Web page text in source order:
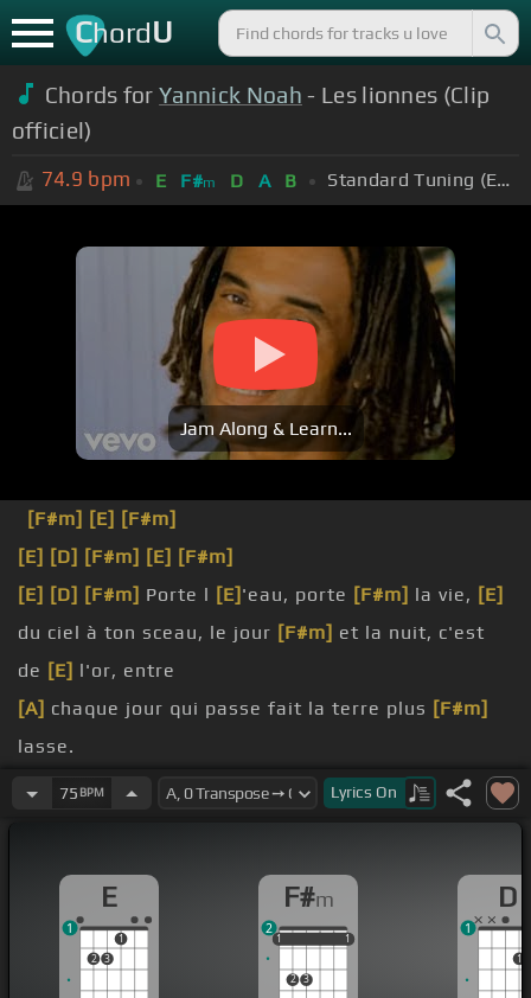
ChordU
Chords forYannick Noah - Les lionnes (Clip
officiel)
74.9 bpm E F#m D A B Standard Tuning (EADGBE)
Jam Along & Learn...
[F#m] [E] [F#m]
[E] [D] [F#m] [E] [F#m]
[E] [D] [F#m] Porte l [E] 'eau, porte [F#m] la vie, [E]
du ciel à ton sceau, le jour [F#m] et la nuit, c'est
de [E] l'or, entre
[A] chaque jour qui passe fait la terre plus [F#m]
lasse.
surtout[E] fais attention, ne [F#m]renverse rien,
vraiment des
leur
donnent,[F#m]
jamais[D]ne le regrettent,[A]le[E]
75 BPM Lyrics On
E
2 3
1
1
F#m
1
2 3
1
1 1
2
D
1
1